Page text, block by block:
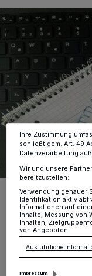
Wir und unsere218
-
personenbezogene
Kennungen auf Ihrem
Tracking-
verarbeiten Daten,
Zwecke. Wenn
Anzeigen
dieses Menü
ändern oder Ihre
Einstellungen oder
Ihre Einstellungen
Informationen finden
Ihre Zustimmung
schließt gem. Art. 49
Datenverarbeitung
Wir und unsere
bereitzustellen:
Verwendung genauer
Identifikation aktiv
Informationen auf
Inhalte, Messung von
Inhalten,
von Angeboten.
Ausführliche
Impressum